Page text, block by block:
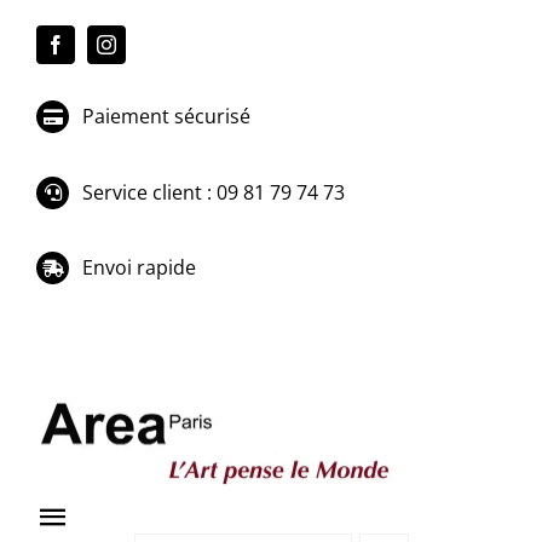
Paiement sécurisé
Service client : 09 81 79 74 73
Envoi rapide